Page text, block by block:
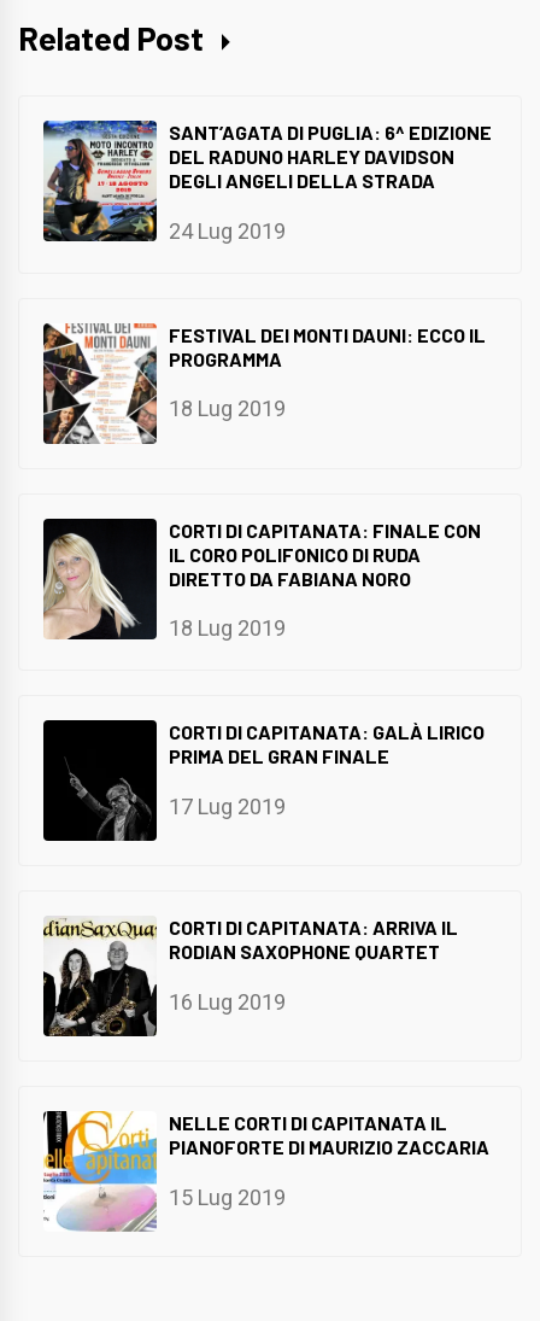
Related Post
SANT’AGATA DI PUGLIA: 6^ EDIZIONE
DEL RADUNO HARLEY DAVIDSON
DEGLI ANGELI DELLA STRADA
24 Lug 2019
FESTIVAL DEI MONTI DAUNI: ECCO IL
PROGRAMMA
18 Lug 2019
CORTI DI CAPITANATA: FINALE CON
IL CORO POLIFONICO DI RUDA
DIRETTO DA FABIANA NORO
18 Lug 2019
CORTI DI CAPITANATA: GALÀ LIRICO
PRIMA DEL GRAN FINALE
17 Lug 2019
CORTI DI CAPITANATA: ARRIVA IL
RODIAN SAXOPHONE QUARTET
16 Lug 2019
NELLE CORTI DI CAPITANATA IL
PIANOFORTE DI MAURIZIO ZACCARIA
15 Lug 2019